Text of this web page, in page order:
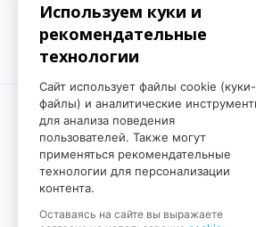
Принимаем к оплате
Используем куки и
рекомендательные
технологии
Сайт использует файлы cookie (куки-
файлы) и аналитические
для анализа поведения
пользователей. Также могут
применяться рекомендательные
технологии для персонализации
контента.
Оставаясь на сайте вы выражаете